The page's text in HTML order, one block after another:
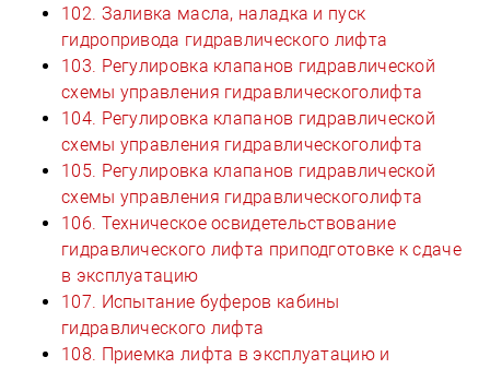
102. Заливка масла, наладка и пуск
гидропривода гидравлического лифта
103. Регулировка клапанов гидравлической
схемы управления гидравлическоголифта
104. Регулировка клапанов гидравлической
схемы управления гидравлическоголифта
105. Регулировка клапанов гидравлической
схемы управления гидравлическоголифта
106. Техническое освидетельствование
гидравлического лифта приподготовке к сдаче
в эксплуатацию
107. Испытание буферов кабины
гидравлического лифта
108. Приемка лифта в эксплуатацию и